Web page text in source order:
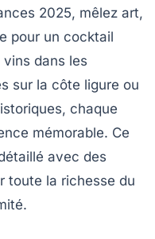
2025, mêlez art,
pour un cocktail
dans les
sur la côte ligure ou
chaque
mémorable. Ce
avec des
toute la richesse du